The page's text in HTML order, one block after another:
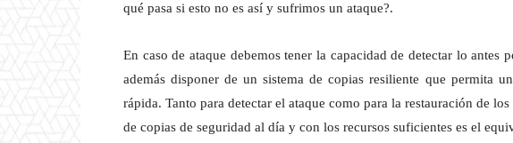
qué pasa si esto no es así y sufrimos un ataque?.
En caso de ataque debemos tener la capacidad de detectar lo antes
además disponer de un sistema de copias resiliente que permita
rápida. Tanto para detectar el ataque como para la restauración de
de copias de seguridad al día y con los recursos suficientes es el